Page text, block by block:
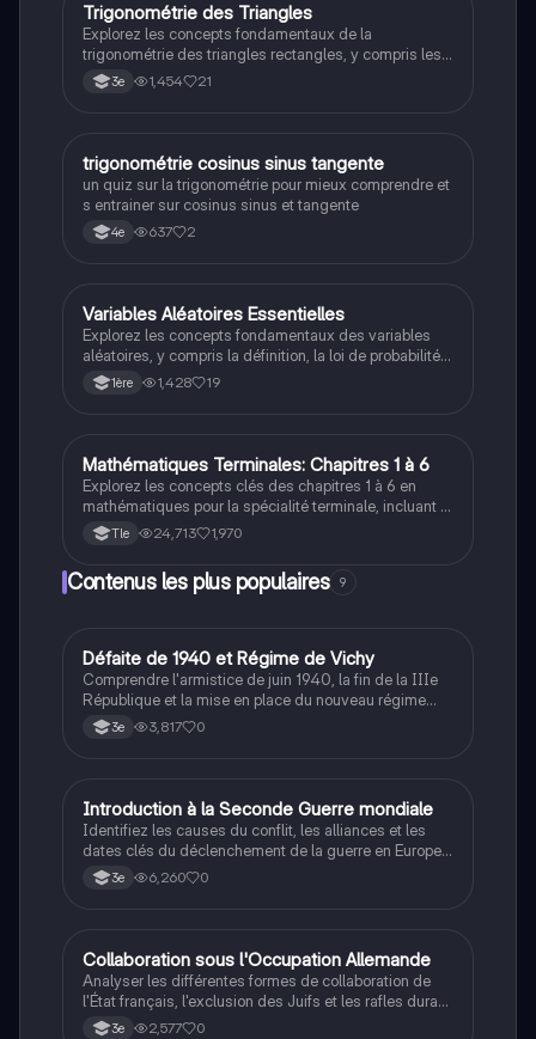
Maths
Trigonométrie des Triangles
Explorez les concepts fondamentaux de la
trigonométrie des triangles rectangles, y compris les
formules de sinus, cosinus et tangente. Ce résumé
aborde les relations entre les côtés et les angles, ainsi
préparation aux examens.
3e 1,454 21
TMaths
trigonométrie cosinus sinus tangente
un quiz sur la trigonométrie pour mieux comprendre et
s entrainer sur cosinus sinus et tangente
4e 637 2
Maths
Variables Aléatoires Essentielles
Explorez les concepts fondamentaux des variables
aléatoires, y compris la définition, la loi de probabilité,
l'espérance, la variance et l'écart type. Ce résumé est
idéal pour les étudiants en mathématiques souhaitant
1ère 1,428 19
Maths
Mathématiques Terminales: Chapitres 1 à 6
Explorez les concepts clés des chapitres 1 à 6 en
mathématiques pour la spécialité terminale, incluant la
continuité, la convexité, les limites, les dérivées, et la
loi binomiale. Idéal pour réviser les notions
fondamentales et préparer vos examens.
Tle 24,713 1,970
Contenus les plus populaires 9
DHistoire
Défaite de 1940 et Régime de Vichy
Comprendre l'armistice de juin 1940, la fin de la IIIe
République et la mise en place du nouveau régime
autoritaire de Philippe Pétain.
3e 3,817 0
IHistoire
Introduction à la Seconde Guerre mondiale
Identifiez les causes du conflit, les alliances et les
dates clés du déclenchement de la guerre en Europe
et dans le Pacifique.
3e 6,260 0
CHistoire
Collaboration sous l'Occupation Allemande
Analyser les différentes formes de collaboration de
l'État français, l'exclusion des Juifs et les rafles durant
la Seconde Guerre mondiale.
3e 2,577 0